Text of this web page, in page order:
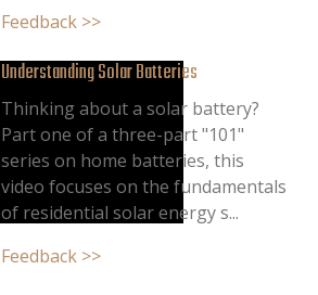
Feedback >>
Understanding Solar Batteries
Thinking about a solar battery?
Part one of a three-part "101"
series on home batteries, this
video focuses on the fundamentals
of residential solar energy s...
Feedback >>